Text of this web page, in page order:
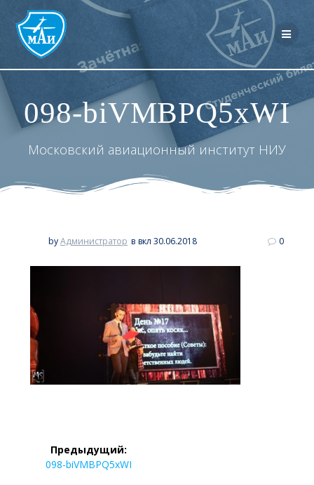
Перейти
контенту
098-biVMBPQ5xWI
Московский авиационный институт НИУ
byАдминистратор в вкл 30.06.2018 0
Навигация
Предыдущий:
Предыдущая
098-biVMBPQ5xWI